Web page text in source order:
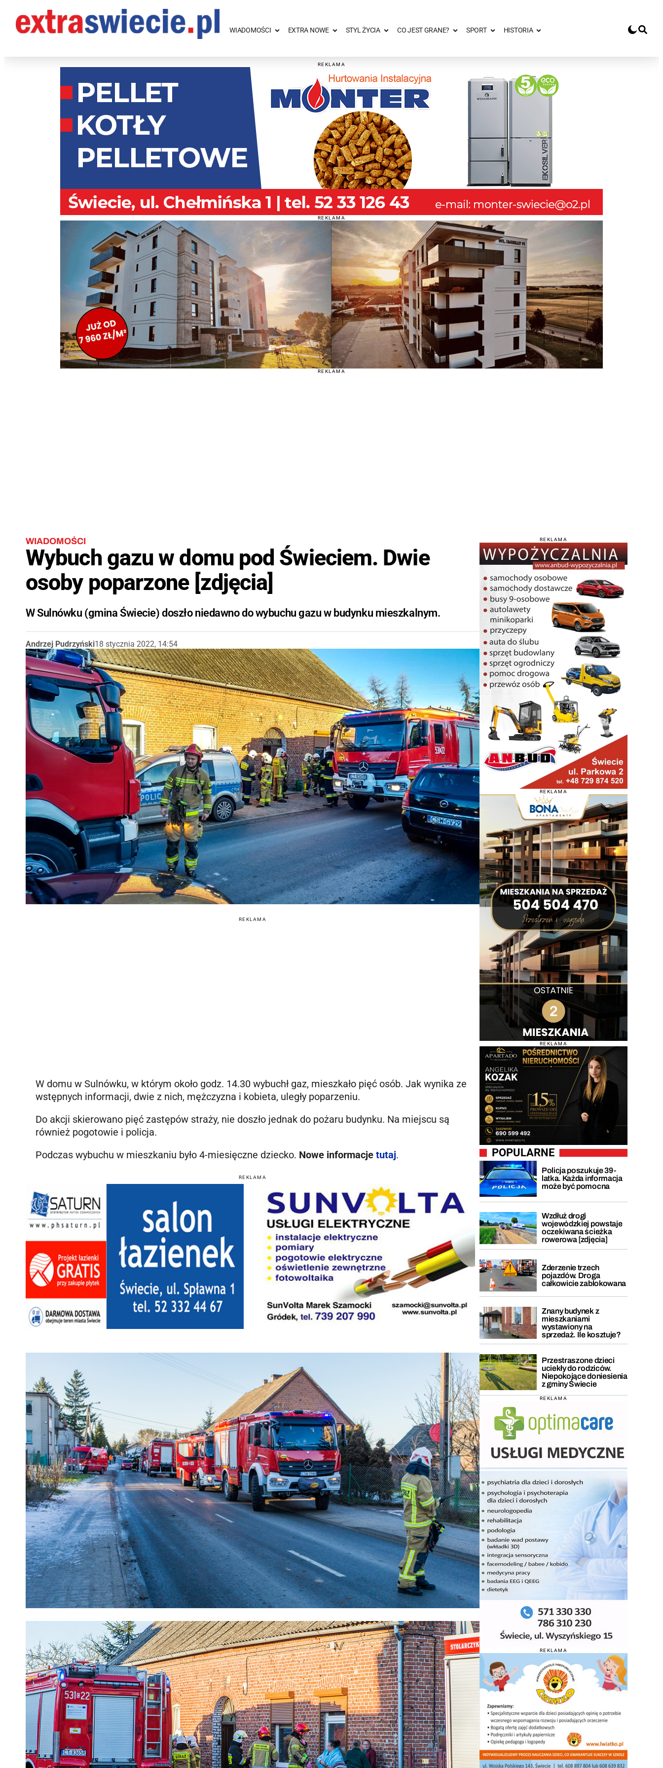
WIADOMOŚCI EXTRA NOWE STYL ŻYCIA CO JEST GRANE? SPORT HISTORIA
REKLAMA
REKLAMA
REKLAMA
WIADOMOŚCI
Wybuch gazu w domu pod Świeciem. Dwie
osoby poparzone [zdjęcia]
W Sulnówku (gmina Świecie) doszło niedawno do wybuchu gazu w budynku mieszkalnym.
Andrzej Pudrzyński18 stycznia 2022, 14:54
REKLAMA
W domu w Sulnówku, w którym około godz. 14.30 wybuchł gaz, mieszkało pięć osób. Jak wynika ze
wstępnych informacji, dwie z nich, mężczyzna i kobieta, uległy poparzeniu.
Do akcji skierowano pięć zastępów straży, nie doszło jednak do pożaru budynku. Na miejscu są
również pogotowie i policja.
Podczas wybuchu w mieszkaniu było 4-miesięczne dziecko. Nowe informacje tutaj.
REKLAMA
REKLAMA
REKLAMA
REKLAMA
POPULARNE
Policja poszukuje 39-
latka. Każda informacja
może być pomocna
Wzdłuż drogi
wojewódzkiej powstaje
oczekiwana ścieżka
rowerowa [zdjęcia]
Zderzenie trzech
pojazdów. Droga
całkowicie zablokowana
Znany budynek z
mieszkaniami
wystawiony na
sprzedaż. Ile kosztuje?
Przestraszone dzieci
uciekły do rodziców.
Niepokojące doniesienia
z gminy Świecie
REKLAMA
REKLAMA